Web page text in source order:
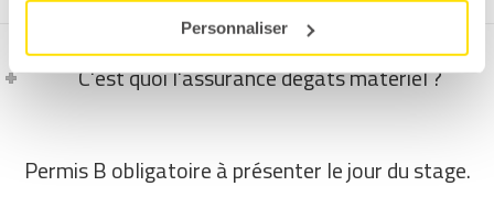
Personnaliser
C'est quoi l'assurance dégâts matériel ?
Permis B obligatoire à présenter le jour du stage.